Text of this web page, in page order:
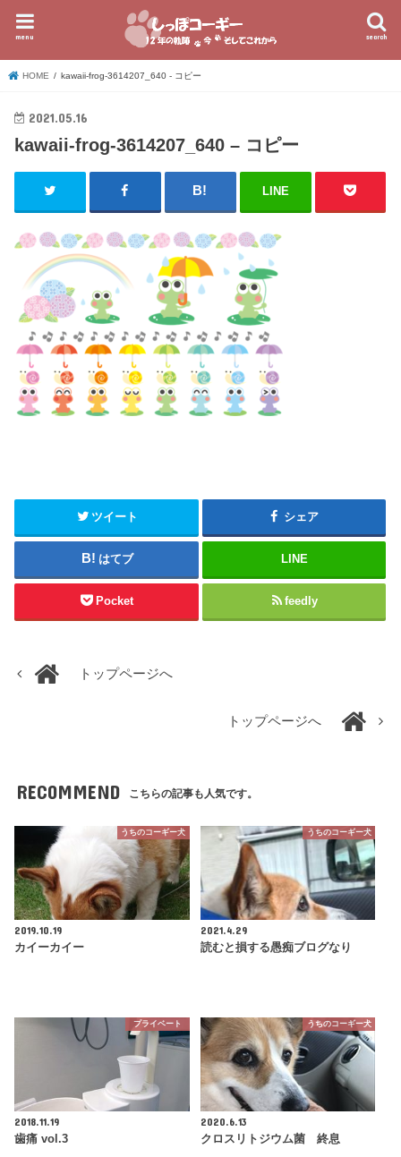
search
menu
HOME kawaii-frog-3614207_640 - コピー
2021.05.16
kawaii-frog-3614207_640 – コピー
LINE
ツイート シェア
はてブ LINE
Pocket feedly
トップページへ
トップページへ
RECOMMEND こちらの記事も人気です。
うちのコーギー犬
2019.10.19
カイーカイー
うちのコーギー犬
2021.4.29
読むと損する愚痴ブログなり
プライベート
2018.11.19
歯痛 vol.3
うちのコーギー犬
2020.6.13
クロスリトジウム菌 終息